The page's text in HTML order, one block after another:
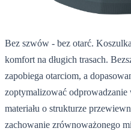
Bez szwów - bez otarć.
komfort na długich trasach.
zapobiega otarciom, a
zoptymalizować
materiału o strukturze
zachowanie zrównoważonego